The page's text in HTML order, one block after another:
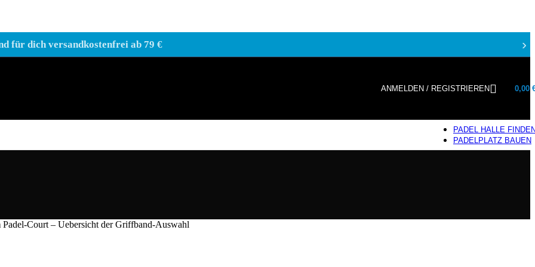
für dich versandkostenfrei ab 79 € ›
ANMELDEN / REGISTRIEREN 0,00
PADEL HALLE
PADELPLATZ BAUEN